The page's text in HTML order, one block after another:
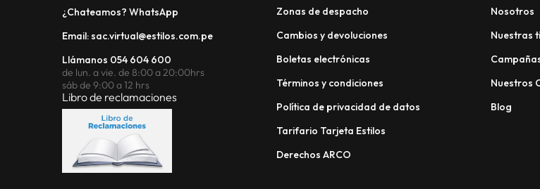
¿Chateamos? WhatsApp
Email: sac.virtual@estilos.com.pe
Llámanos 054 604 600
de lun. a vie. de 8:00 a 20:00hrs
sáb de 9:00 a 12 hrs
Libro de reclamaciones
Zonas de despacho
Cambios y devoluciones
Boletas electrónicas
Términos y condiciones
Política de privacidad de datos
Tarifario Tarjeta Estilos
Derechos ARCO
Nosotros
Nuestras
Nuestros
Blog